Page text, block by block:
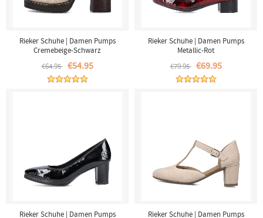
Rieker Schuhe | Damen Pumps
Cremebeige-Schwarz
€64.95 €54.95
Rieker Schuhe | Damen Pumps
Metallic-Rot
€79.95 €69.95
Rieker Schuhe | Damen Pumps Rieker Schuhe | Damen Pumps